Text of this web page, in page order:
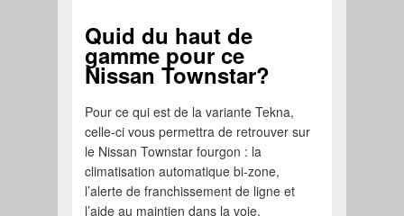
Quid du haut de
gamme pour ce
Nissan Townstar?
Pour ce qui est de la variante Tekna,
celle-ci vous permettra de retrouver sur
le Nissan Townstar fourgon : la
climatisation automatique bi-zone,
l’alerte de franchissement de ligne et
l’aide au maintien dans la voie.